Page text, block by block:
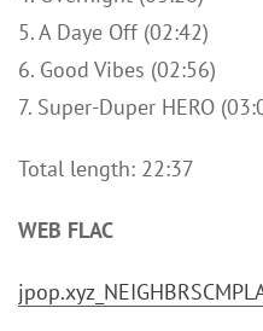
5. A Daye Off (02:42)
6. Good Vibes (02:56)
7. Super-Duper HERO
Total length: 22:37
WEB FLAC